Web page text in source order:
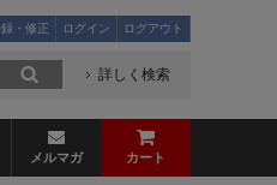
・修正 ログイン ログアウト
詳しく検索
メルマガ カート